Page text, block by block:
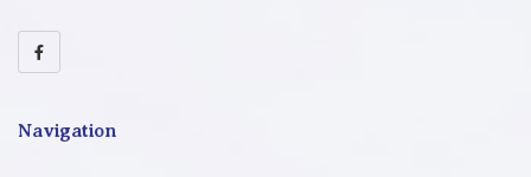
Navigation